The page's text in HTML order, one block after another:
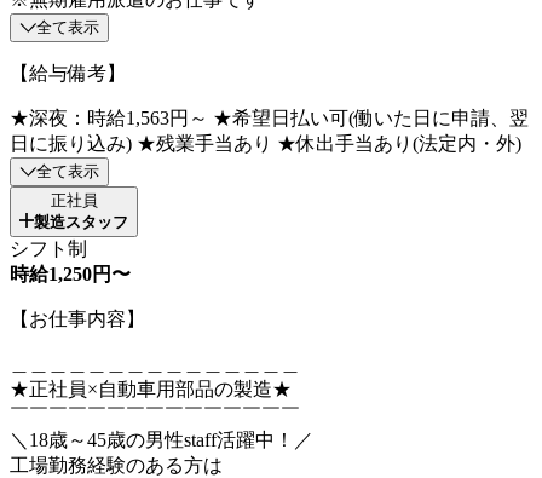
全て表示
【給与備考】
★深夜：時給1,563円～ ★希望日払い可(働いた日に申請、翌
日に振り込み) ★残業手当あり ★休出手当あり(法定内・外)
全て表示
正社員
製造スタッフ
シフト制
時給1,250円〜
【お仕事内容】
★正社員×自動車用部品の製造★
￣￣￣￣￣￣￣￣￣￣￣￣￣￣￣
＼18歳～45歳の男性staff活躍中！／
工場勤務経験のある方は